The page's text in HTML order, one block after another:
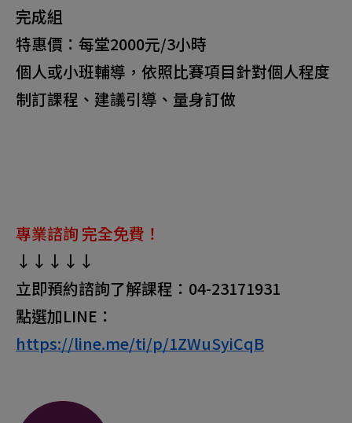
完成組
特惠價：每堂2000元/3小時
個人或小班輔導，依照比賽項目針對個人程度
制訂課程、建議引導、量身訂做
專業諮詢 完全免費！
↓↓↓↓↓
立即預約諮詢了解課程：04-23171931
點選加LINE：
https://line.me/ti/p/1ZWuSyiCqB